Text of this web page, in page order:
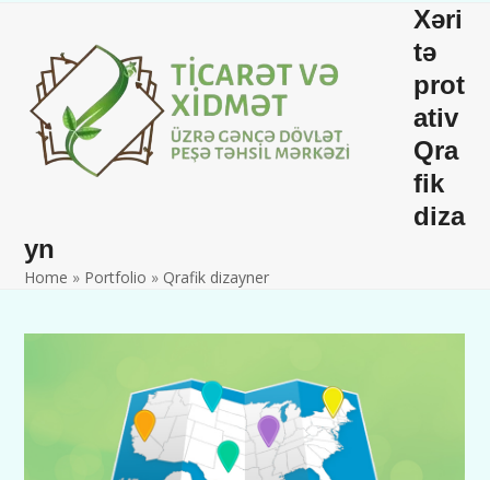
contentmobile
menu
mobile
menu
Xəri
tə
prot
ativ
Qra
fik
diza
yn
Home » Portfolio » Qrafik dizayner